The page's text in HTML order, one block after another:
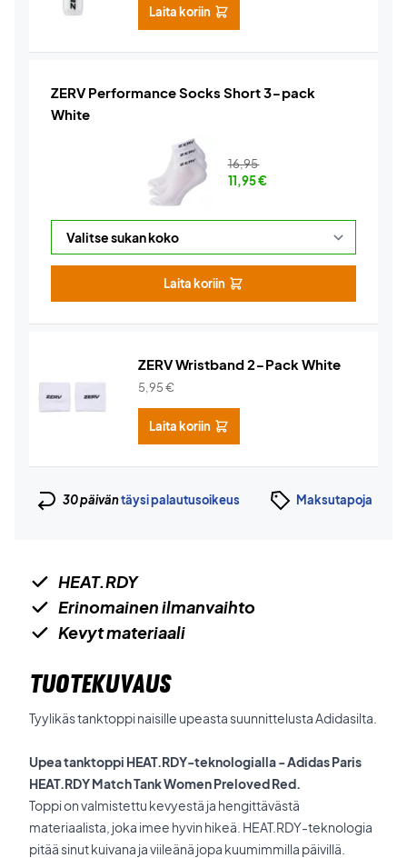
Laita koriin
ZERV Performance Socks Short 3-pack
White
16,95
11,95€
Laita koriin
ZERV Wristband 2-Pack White
5,95€
Laita koriin
30 päiväntäysi palautusoikeus Maksutapoja
HEAT.RDY
Erinomainen ilmanvaihto
Kevyt materiaali
TUOTEKUVAUS
Tyylikäs tanktoppi naisille upeasta suunnittelusta Adidasilta.
Upea tanktoppi HEAT.RDY-teknologialla - Adidas Paris
HEAT.RDY Match Tank Women Preloved Red.
Toppi on valmistettu kevyestä ja hengittävästä
materiaalista, joka imee hyvin hikeä. HEAT.RDY-teknologia
pitää sinut kuivana ja viileänä jopa kuumimmilla päivillä.